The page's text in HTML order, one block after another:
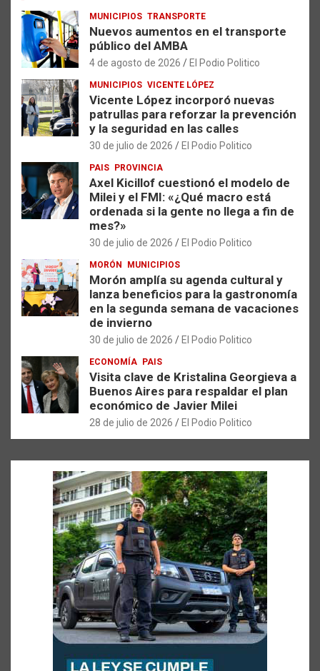
MUNICIPIOS TRANSPORTE
Nuevos aumentos en el transporte
público del AMBA
4 de agosto de 2026 El Podio Politico
MUNICIPIOS VICENTE LÓPEZ
Vicente López incorporó nuevas
patrullas para reforzar la prevención
y la seguridad en las calles
30 de julio de 2026 El Podio Politico
PAIS PROVINCIA
Axel Kicillof cuestionó el modelo de
Milei y el FMI: «¿Qué macro está
ordenada si la gente no llega a fin de
mes?»
30 de julio de 2026 El Podio Politico
MORÓN MUNICIPIOS
Morón amplía su agenda cultural y
lanza beneficios para la gastronomía
en la segunda semana de vacaciones
de invierno
30 de julio de 2026 El Podio Politico
ECONOMÍA PAIS
Visita clave de Kristalina Georgieva a
Buenos Aires para respaldar el plan
económico de Javier Milei
28 de julio de 2026 El Podio Politico